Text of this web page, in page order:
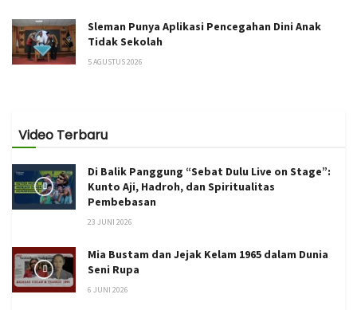
Sleman Punya Aplikasi Pencegahan Dini Anak
Tidak Sekolah
5 AGUSTUS 2026
Video Terbaru
Di Balik Panggung “Sebat Dulu Live on Stage”:
Kunto Aji, Hadroh, dan Spiritualitas
Pembebasan
23 JUNI 2026
Mia Bustam dan Jejak Kelam 1965 dalam Dunia
Seni Rupa
6 JUNI 2026